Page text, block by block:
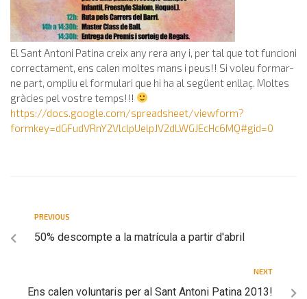
El Sant Antoni Patina creix any rera any i, per tal que tot funcioni
correctament, ens calen moltes mans i peus!! Si voleu formar-
ne part, ompliu el formulari que hi ha al següent enllaç. Moltes
gràcies pel vostre temps!!!
https://docs.google.com/spreadsheet/viewform?
formkey=dGFudVRnY2VlclpUelpJV2dLWGJEcHc6MQ#gid=0
PREVIOUS
50% descompte a la matrícula a partir d'abril
NEXT
Ens calen voluntaris per al Sant Antoni Patina 2013!